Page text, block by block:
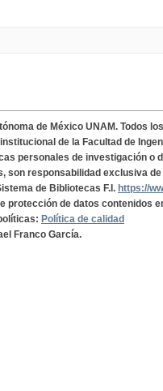
de México UNAM. Todos
de la Facultad de
personales de investigación o
son responsabilidad exclusiva
de Bibliotecas F.I. https://
protección de datos contenidos
Política de calidad
Franco García.